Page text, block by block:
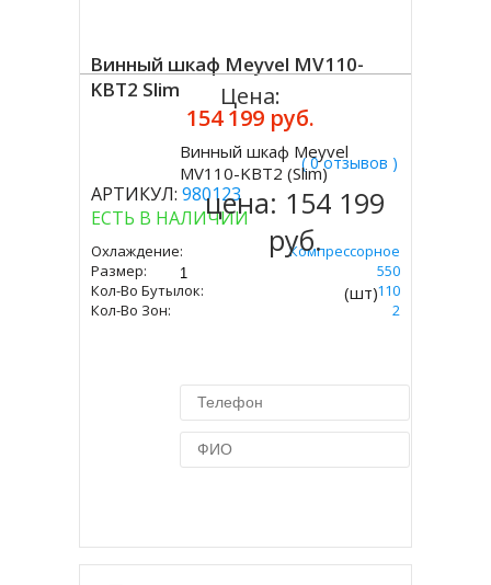
Винный шкаф Meyvel MV110-
KBT2 Slim
( 0 отзывов )
АРТИКУЛ: 980123
ЕСТЬ В НАЛИЧИИ
Охлаждение:
Компрессорное
Размер:
1792 Х 595 Х 550
Кол-Во Бутылок:
110
Кол-Во Зон:
2
Цена:
154 199 руб.
Винный шкаф Meyvel
MV110-KBT2 (Slim)
цена: 154 199
руб.
(шт)